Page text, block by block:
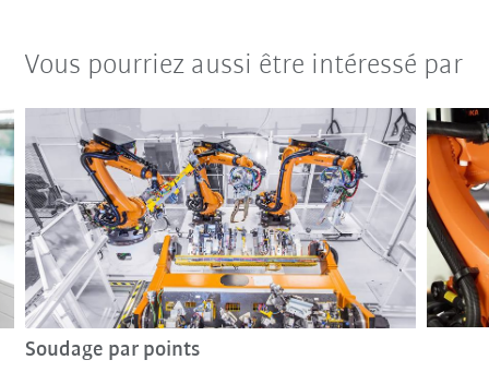
Vous pourriez aussi être intéressé par
Soudage par points